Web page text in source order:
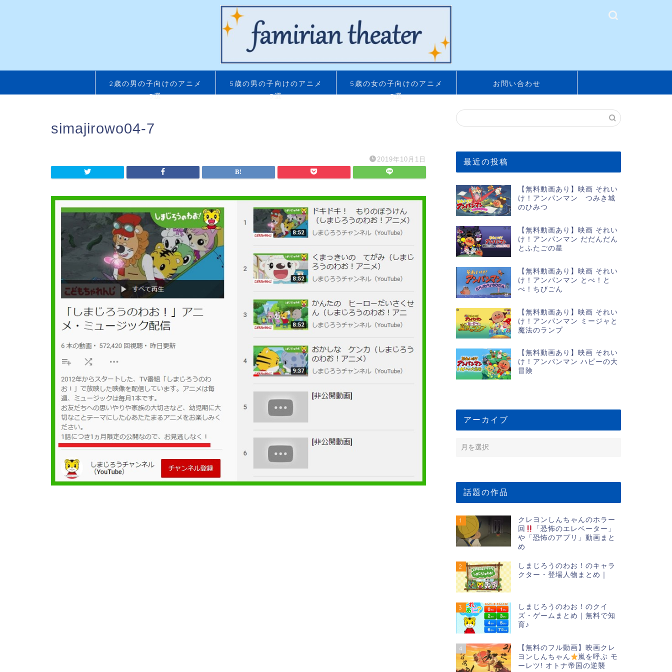
2歳の男の子向けのアニメ
5選
5歳の男の子向けのアニメ
5選
5歳の女の子向けのアニメ
5選
お問い合わせ
simajirowo04-7
2019年10月1日 最近の投稿
【無料動画あり】映画 それい
け！アンパンマン つみき城
のひみつ
【無料動画あり】映画 それい
け！アンパンマン だだんだん
とふたごの星
【無料動画あり】映画 それい
け！アンパンマン とべ！と
べ！ちびごん
【無料動画あり】映画 それい
け！アンパンマン ミージャと
魔法のランプ
【無料動画あり】映画 それい
け！アンパンマン ハピーの大
冒険
アーカイブ
話題の作品
1
クレヨンしんちゃんのホラー
回
「恐怖のエレベーター」
や「恐怖のアプリ」動画まと
め
2
しまじろうのわお！のキャラ
クター・登場人物まとめ｜
3
しまじろうのわお！のクイ
ズ・ゲームまとめ｜無料で知
育♪
4
【無料のフル動画】映画クレ
ヨンしんちゃん
嵐を呼ぶ モ
ーレツ! オトナ帝国の逆襲